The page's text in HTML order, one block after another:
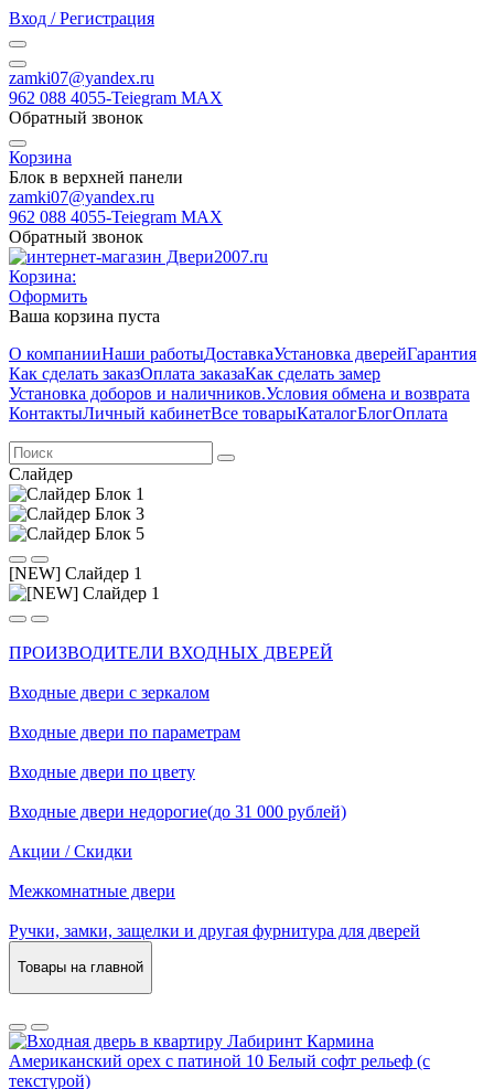
Вход / Регистрация
zamki07@yandex.ru
962 088 4055-Teiegram МАХ
Обратный звонок
Корзина
Блок в верхней панели
zamki07@yandex.ru
962 088 4055-Teiegram МАХ
Обратный звонок
Корзина:
Оформить
Ваша корзина пуста
О компанииНаши работыДоставкаУстановка дверейГарантия
Как сделать заказОплата заказаКак сделать замер
Установка доборов и наличников.Условия обмена и возврата
КонтактыЛичный кабинетВсе товарыКаталогБлогОплата
Слайдер
[NEW] Cлайдер 1
ПРОИЗВОДИТЕЛИ ВХОДНЫХ ДВЕРЕЙ
Входные двери с зеркалом
Входные двери по параметрам
Входные двери по цвету
Входные двери недорогие(до 31 000 рублей)
Акции / Скидки
Межкомнатные двери
Ручки, замки, защелки и другая фурнитура для дверей
Товары на главной